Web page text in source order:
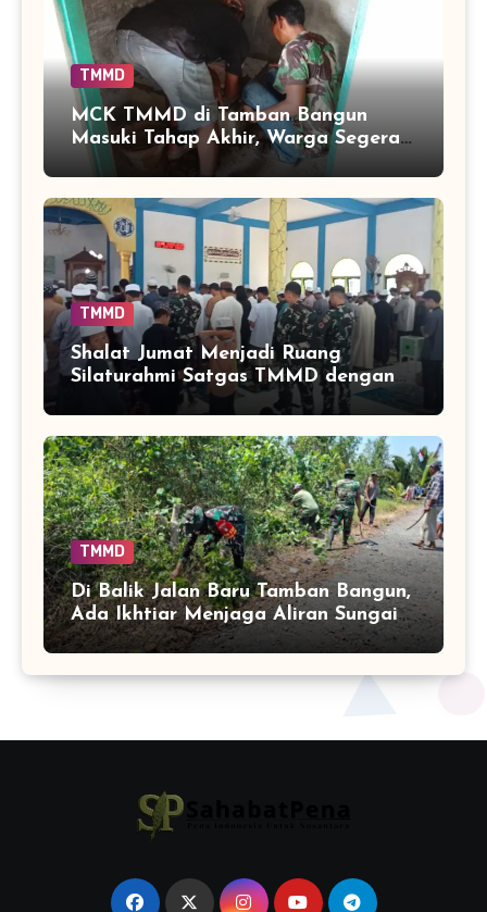
TMMD
MCK TMMD di Tamban Bangun
Masuki Tahap Akhir, Warga Segera
Nikmati Fasilitas Sanitasi yang
Lebih Layak
TMMD
Shalat Jumat Menjadi Ruang
Silaturahmi Satgas TMMD dengan
Warga Tamban Bangun
TMMD
Di Balik Jalan Baru Tamban Bangun,
Ada Ikhtiar Menjaga Aliran Sungai
Tetap Hidup